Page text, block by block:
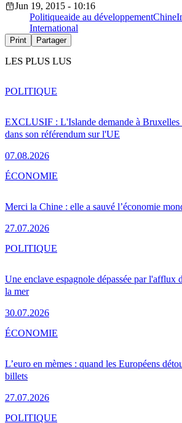
Jun 19, 2015 - 10:16
Politiqueaide au développementChine
International
Print Partager
LES PLUS LUS
EXCLUSIF : L'Islande demande à Bruxelles
dans son référendum sur l'UE
07.08.2026
POLITIQUE
Merci la Chine : elle a sauvé l’économie
27.07.2026
ÉCONOMIE
Une enclave espagnole dépassée par l'afflux
la mer
30.07.2026
POLITIQUE
L’euro en mèmes : quand les Européens
billets
27.07.2026
ÉCONOMIE
POLITIQUE